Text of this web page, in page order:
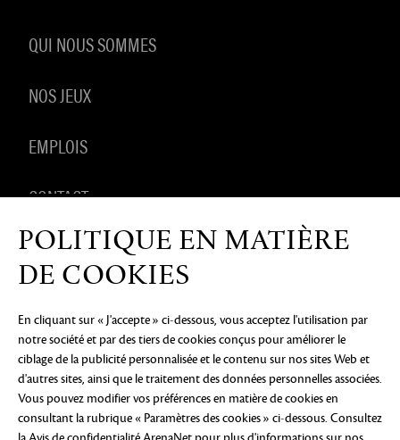
QUI NOUS SOMMES
NOS JEUX
EMPLOIS
CONTACT
PRODUITS DÉRIVÉS
AVIS DE CONFIDENTIALITÉ MENTIONS LÉGALES
PAS VENDRE OU PARTAGER MES INFORMATIONS
PERSONNELLES
PRÉFÉRENCES COOKIE
©2026 ArenaNet, LLC. Tous droits réservés. Toutes
les marques déposées sont la propriété de leurs
POLITIQUE EN MATIÈRE
DE COOKIES
En cliquant sur « J'accepte » ci-dessous, vous acceptez l'utilisation par
notre société et par des tiers de cookies conçus pour améliorer le
ciblage de la publicité personnalisée et le contenu sur nos sites Web et
d'autres sites, ainsi que le traitement des données personnelles associées.
Vous pouvez modifier vos préférences en matière de cookies en
consultant la rubrique « Paramètres des cookies » ci-dessous. Consultez